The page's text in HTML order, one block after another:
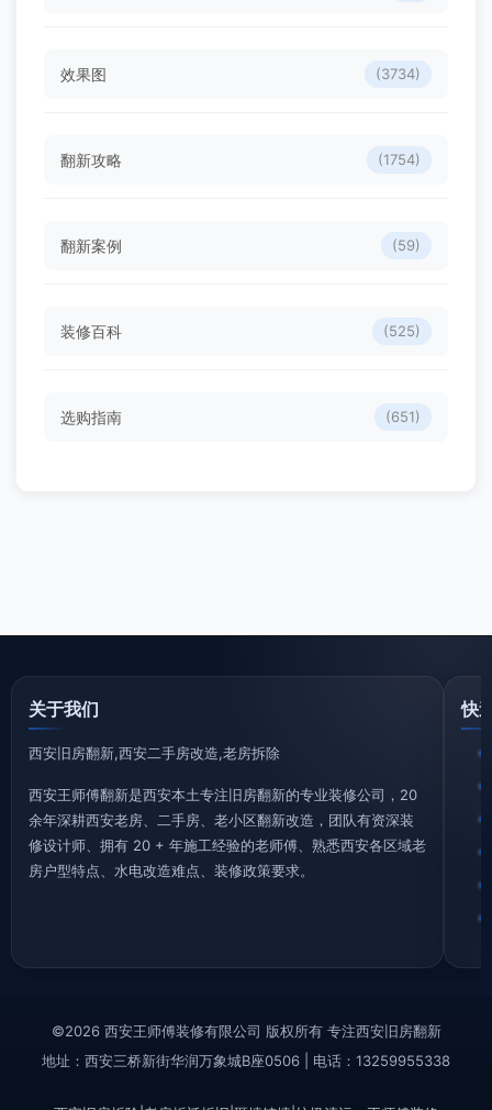
效果图 (3734)
翻新攻略 (1754)
翻新案例 (59)
装修百科 (525)
选购指南 (651)
关于我们
西安旧房翻新,西安二手房改造,老房拆除
西安王师傅翻新是西安本土专注旧房翻新的专业装修公司，20
余年深耕西安老房、二手房、老小区翻新改造，团队有资深装
修设计师、拥有 20 + 年施工经验的老师傅、熟悉西安各区域老
房户型特点、水电改造难点、装修政策要求。
快
©2026 西安王师傅装修有限公司 版权所有 专注西安旧房翻新
地址：西安三桥新街华润万象城B座0506 | 电话：13259955338